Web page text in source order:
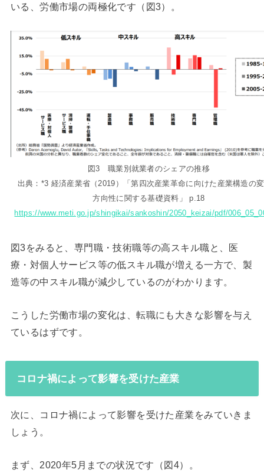
いる、労働市場の両極化です（図3）。
図3 職業別就業者のシェアの推移
出典：*3 経済産業省（2019）「第四次産業革命に向けた産業構造の
方向性に関する基礎資料」 p.18
https://www.meti.go.jp/shingikai/sankoshin/2050_keizai/pdf/
図3をみると、専門職・技術職等の高スキル職と、医
療・対個人サービス等の低スキル職が増える一方で、製
造等の中スキル職が減少しているのがわかります。
こうした労働市場の変化は、転職にも大きな影響を与え
ているはずです。
コロナ禍によって影響を受けた産業
次に、コロナ禍によって影響を受けた産業をみていきま
しょう。
まず、2020年5月までの状況です（図4）。